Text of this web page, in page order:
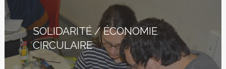
SOLIDARITÉ / ÉCONOMIE
CIRCULAIRE